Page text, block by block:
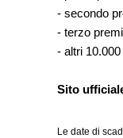
- secondo
- terzo
- altri
Sito
Le date di